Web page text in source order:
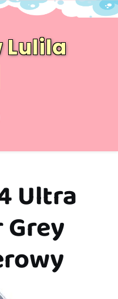
Lulila
Ultra